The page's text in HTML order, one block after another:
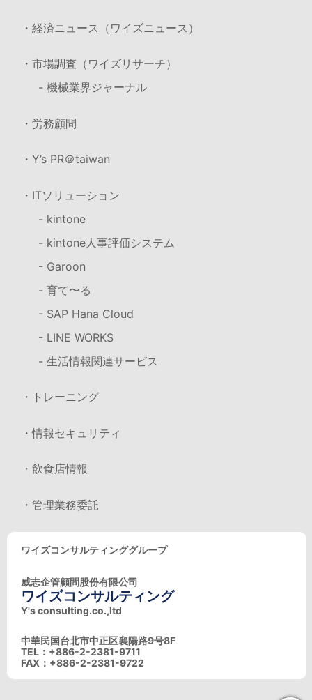
・経済ニュース（ワイズニュース）
・市場調査（ワイズリサーチ）
- 機械業界ジャーナル
・労務顧問
・Y’s PR＠taiwan
・ITソリューション
- kintone
- kintone人事評価システム
- Garoon
- 育て〜る
- SAP Hana Cloud
- LINE WORKS
- 生活情報関連サービス
・トレーニング
・情報セキュリティ
・飲食店情報
・管理業務委託
ワイズコンサルティンググループ
威志企管顧問股份有限公司
ワイズコンサルティング
Y's consulting.co.,ltd
中華民国台北市中正区襄陽路9号8F
TEL：+886-2-2381-9711
FAX：+886-2-2381-9722